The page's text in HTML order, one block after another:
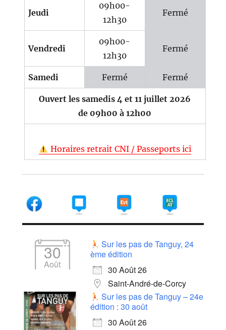
Jeudi
09h00-
12h30
Fermé
Vendredi
09h00-
12h30
Fermé
Samedi Fermé Fermé
Ouvert les samedis 4 et 11 juillet 2026
de 09h00 à 12h00
Horaires retrait CNI / Passeports ici
30
Août
Sur les pas de Tanguy, 24
ème édition
30 Août 26
Saint-André-de-Corcy
Sur les pas de Tanguy – 24e
édition : 30 août
30 Août 26